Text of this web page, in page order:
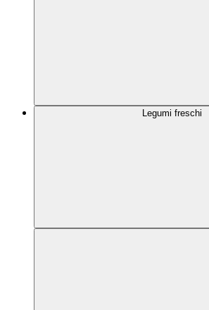
Legumi freschi